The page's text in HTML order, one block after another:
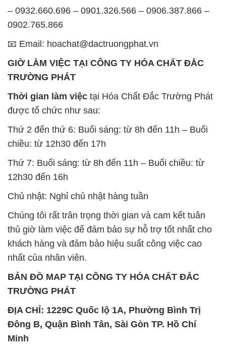
– 0932.660.696 – 0901.326.566 – 0906.387.866 –
0902.765.866
📧 Email: hoachat@dactruongphat.vn
GIỜ LÀM VIỆC TẠI CÔNG TY HÓA CHẤT ĐẮC
TRƯỜNG PHÁT
Thời gian làm việc tại Hóa Chất Đắc Trường Phát
được tổ chức như sau:
Thứ 2 đến thứ 6: Buổi sáng: từ 8h đến 11h – Buổi
chiều: từ 12h30 đến 17h
Thứ 7: Buổi sáng: từ 8h đến 11h – Buổi chiều: từ
12h30 đến 16h
Chủ nhật: Nghỉ chủ nhật hàng tuần
Chúng tôi rất trân trọng thời gian và cam kết tuân
thủ giờ làm việc để đảm bảo sự hỗ trợ tốt nhất cho
khách hàng và đảm bảo hiệu suất công việc cao
nhất của nhân viên.
BẢN ĐỒ MAP TẠI CÔNG TY HÓA CHẤT ĐẮC
TRƯỜNG PHÁT
ĐỊA CHỈ: 1229C Quốc lộ 1A, Phường Bình Trị
Đông B, Quận Bình Tân, Sài Gòn TP. Hồ Chí
Minh